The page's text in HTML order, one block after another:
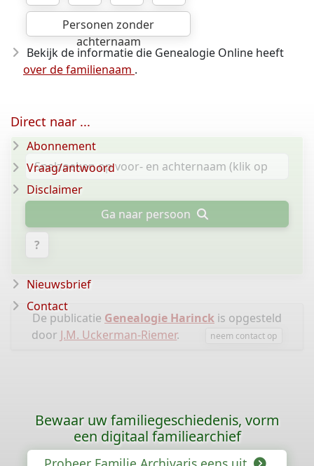
Personen zonder
achternaam
Bekijk de informatie die Genealogie Online heeft
over de familienaam .
Ga naar persoon
?
De publicatie Genealogie Harinck is opgesteld
door J.M. Uckerman-Riemer. neem contact op
Direct naar ...
Abonnement
Vraag/antwoord
Disclaimer
Nieuwsbrief
Contact
Bewaar uw familiegeschiedenis, vorm
een digitaal familiearchief